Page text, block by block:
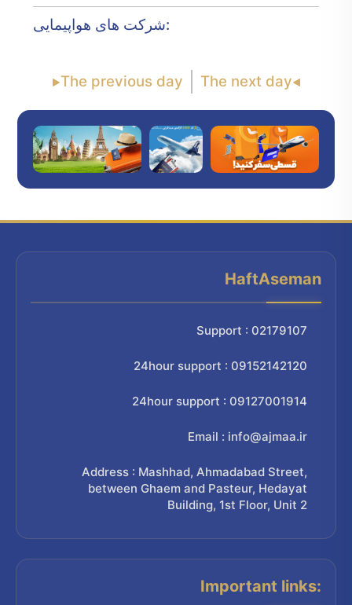
شرکت های هواپیمایی:
The previous day The next day
HaftAseman
Support : 02179107
24hour support : 09152142120
24hour support : 09127001914
Email : info@ajmaa.ir
Address : Mashhad, Ahmadabad Street,
between Ghaem and Pasteur, Hedayat
Building, 1st Floor, Unit 2
Important links: